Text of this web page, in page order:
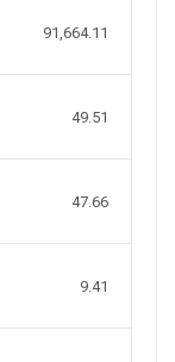
91,664.11
49.51
47.66
9.41